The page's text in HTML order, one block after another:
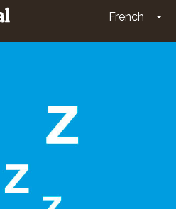
French
Main